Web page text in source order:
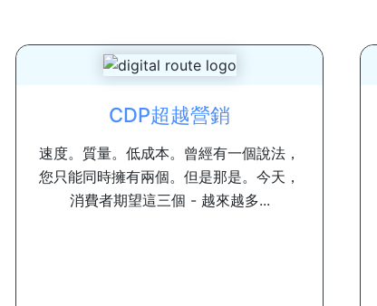
CDP超越營銷
速度。質量。低成本。曾經有一個說法，
您只能同時擁有兩個。但是那是。今天，
消費者期望這三個 - 越來越多...